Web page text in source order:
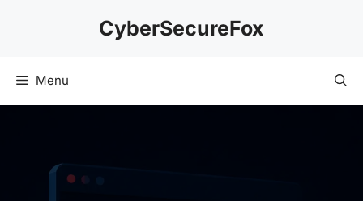
CyberSecureFox
Menu